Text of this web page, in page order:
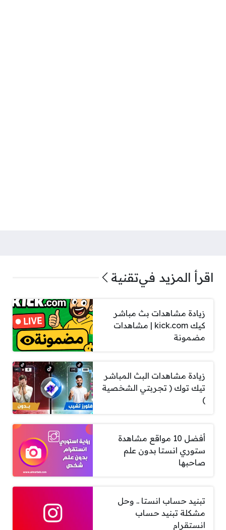
اقرأ المزيد فيتقنية
زيادة مشاهدات بث مباشر
كيك kick.com | مشاهدات
مضمونة
زيادة مشاهدات البث المباشر
تيك توك ( تجربتي الشخصية
)
أفضل 10 مواقع مشاهدة
ستوري انستا بدون علم
صاحبها
تبنيد حساب انستا .. وحل
مشكلة تبنيد حساب
انستقرام